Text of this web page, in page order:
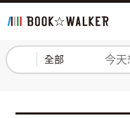
全部 登入